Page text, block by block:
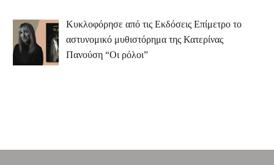
Κυκλοφόρησε από τις Εκδόσεις Επίμετρο το
αστυνομικό μυθιστόρημα της Κατερίνας
Πανούση “Οι ρόλοι”